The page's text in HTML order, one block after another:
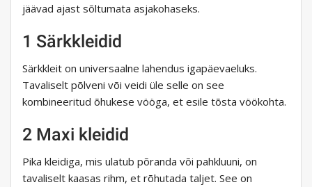
jäävad ajast sõltumata asjakohaseks.
1 Särkkleidid
Särkkleit on universaalne lahendus igapäevaeluks.
Tavaliselt põlveni või veidi üle selle on see
kombineeritud õhukese vööga, et esile tõsta vöökohta.
2 Maxi kleidid
Pika kleidiga, mis ulatub põranda või pahkluuni, on
tavaliselt kaasas rihm, et rõhutada taljet. See on